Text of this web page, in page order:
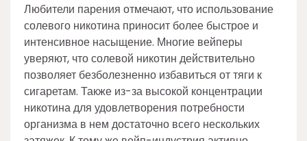
Любители парения отмечают, что использование
солевого никотина приносит более быстрое и
интенсивное насыщение. Многие вейперы
уверяют, что солевой никотин действительно
позволяет безболезненно избавиться от тяги к
сигаретам. Также из-за высокой концентрации
никотина для удовлетворения потребности
организма в нем достаточно всего нескольких